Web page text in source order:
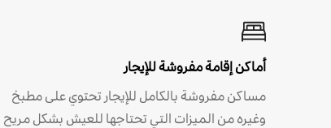
أماكن إقامة مفروشة للإيجار
مساكن مفروشة بالكامل للإيجار تحتوي على مطبخ
وغيره من الميزات التي تحتاجها للعيش بشكل مريح